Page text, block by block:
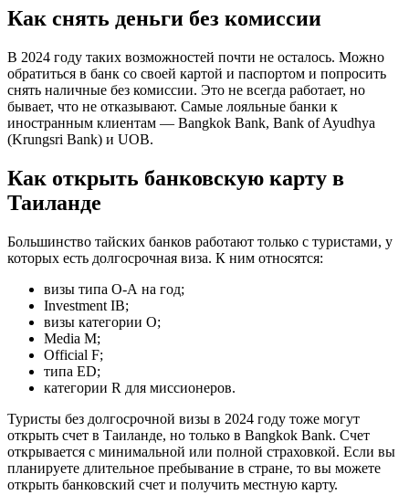
Как снять деньги без комиссии
В 2024 году таких возможностей почти не осталось. Можно
обратиться в банк со своей картой и паспортом и попросить
снять наличные без комиссии. Это не всегда работает, но
бывает, что не отказывают. Самые лояльные банки к
иностранным клиентам — Bangkok Bank, Bank of Ayudhya
(Krungsri Bank) и UOB.
Как открыть банковскую карту в
Таиланде
Большинство тайских банков работают только с туристами, у
которых есть долгосрочная виза. К ним относятся:
визы типа О-А на год;
Investment IB;
визы категории О;
Media M;
Official F;
типа ED;
категории R для миссионеров.
Туристы без долгосрочной визы в 2024 году тоже могут
открыть счет в Таиланде, но только в Bangkok Bank. Счет
открывается с минимальной или полной страховкой. Если вы
планируете длительное пребывание в стране, то вы можете
открыть банковский счет и получить местную карту.